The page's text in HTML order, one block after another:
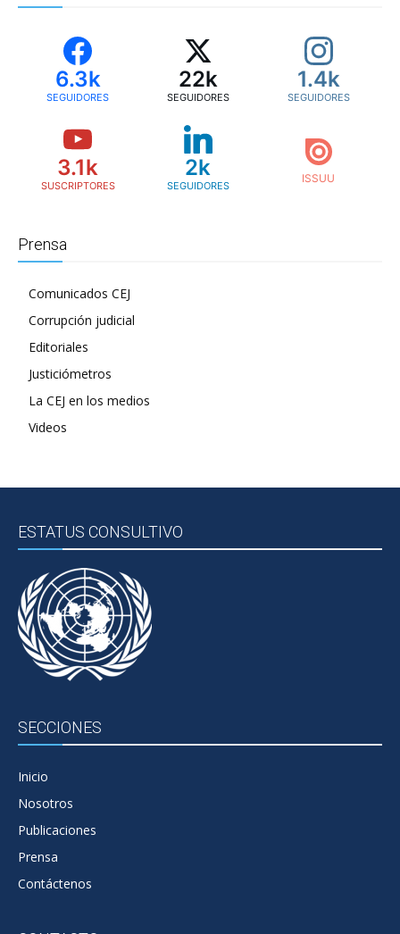
6.3k
SEGUIDORES
22k
SEGUIDORES
1.4k
SEGUIDORES
3.1k
SUSCRIPTORES
2k
SEGUIDORES
Prensa
Comunicados CEJ
Corrupción judicial
Editoriales
Justiciómetros
La CEJ en los medios
Videos
ESTATUS CONSULTIVO
SECCIONES
Inicio
Nosotros
Publicaciones
Prensa
Contáctenos